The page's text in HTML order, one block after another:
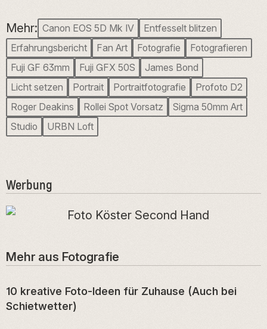
Mehr: Canon EOS 5D Mk IV
Entfesselt blitzen
Erfahrungsbericht
Fan Art Fotografie
Fotografieren
Fuji GF 63mm
Fuji GFX 50S
James Bond
Licht setzen
Portrait Portraitfotografie
Profoto D2
Roger Deakins
Rollei Spot Vorsatz
Sigma 50mm Art
Studio
URBN Loft
Werbung
Mehr aus Fotografie
10 kreative Foto-Ideen für Zuhause (Auch bei
Schietwetter)